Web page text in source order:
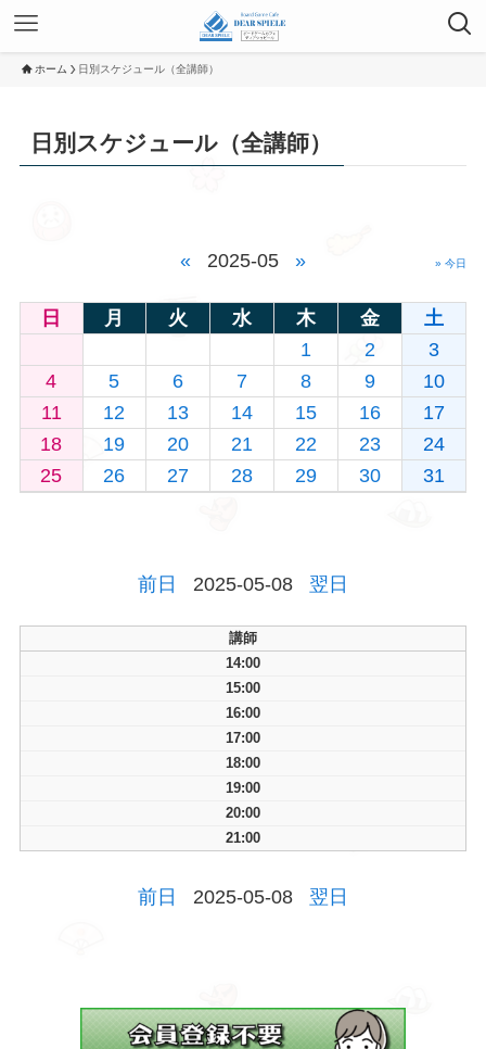
ホーム 日別スケジュール（全講師）
日別スケジュール（全講師）
« 2025-05 » » 今日
日 月 火 水 木 金
土
1
2
3
4
5 6 7 8 9
10
11
12 13 14 15 16
17
18
19 20 21 22 23
24
25
26 27 28 29 30 31
前日 2025-05-08 翌日
講師
14:00
15:00
16:00
17:00
18:00
19:00
20:00
21:00
前日 2025-05-08 翌日